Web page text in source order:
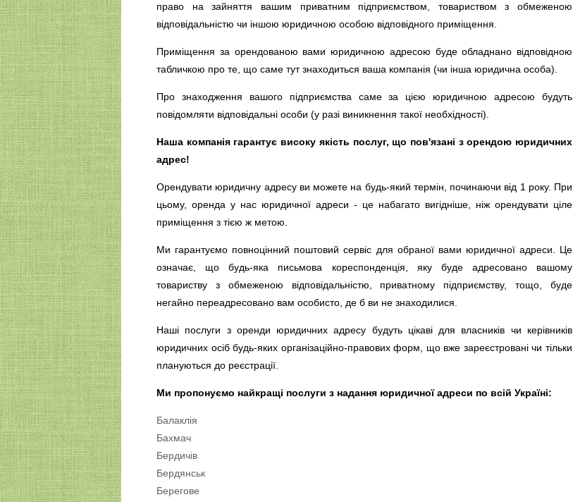
право на зайняття вашим приватним підприємством, товариством з обмеженою
відповідальністю чи іншою юридичною особою відповідного приміщення.
Приміщення за орендованою вами юридичною адресою буде обладнано відповідною
табличкою про те, що саме тут знаходиться ваша компанія (чи інша юридична особа).
Про знаходження вашого підприємства саме за цією юридичною адресою будуть
повідомляти відповідальні особи (у разі виникнення такої необхідності).
Наша компанія гарантує високу якість послуг, що пов'язані з орендою юридичних
адрес!
Орендувати юридичну адресу ви можете на будь-який термін, починаючи від 1 року. При
цьому, оренда у нас юридичної адреси - це набагато вигідніше, ніж орендувати ціле
приміщення з тією ж метою.
Ми гарантуємо повноцінний поштовий сервіс для обраної вами юридичної адреси. Це
означає, що будь-яка письмова кореспонденція, яку буде адресовано вашому
товариству з обмеженою відповідальністю, приватному підприємству, тощо, буде
негайно переадресовано вам особисто, де б ви не знаходилися.
Наші послуги з оренди юридичних адресу будуть цікаві для власників чи керівників
юридичних осіб будь-яких організаційно-правових форм, що вже зареєстровані чи тільки
плануються до реєстрації.
Ми пропонуємо найкращі послуги з надання юридичної адреси по всій Україні:
Балаклія
Бахмач
Бердичів
Бердянськ
Берегове